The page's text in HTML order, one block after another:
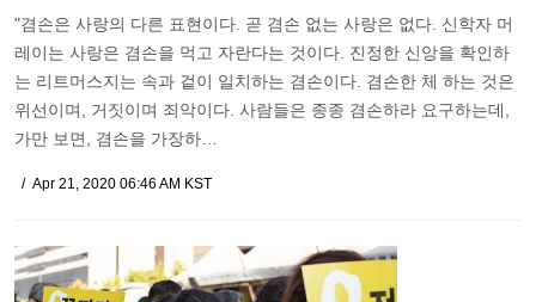
"겸손은 사랑의 다른 표현이다. 곧 겸손 없는 사랑은 없다. 신학자 머
레이는 사랑은 겸손을 먹고 자란다는 것이다. 진정한 신앙을 확인하
는 리트머스지는 속과 겉이 일치하는 겸손이다. 겸손한 체 하는 것은
위선이며, 거짓이며 죄악이다. 사람들은 종종 겸손하라 요구하는데,
가만 보면, 겸손을 가장하…
Apr 21, 2020 06:46 AM KST